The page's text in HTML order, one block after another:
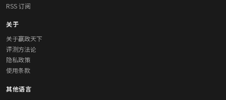
RSS 订阅
关于
关于赢政天下
评测方法论
隐私政策
使用条款
其他语言